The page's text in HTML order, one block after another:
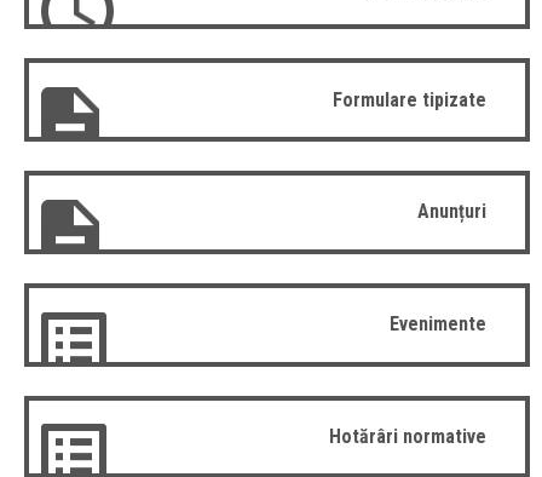
Formulare tipizate
Anunțuri
Evenimente
Hotărâri normative